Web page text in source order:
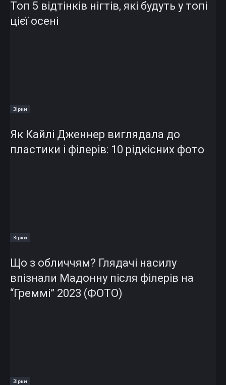
Топ 5 відтінків нігтів, які будуть у топі
цієї осені
Зірки
Як Кайлі Дженнер виглядала до
пластики і філерів: 10 рідкісних фото
Зірки
Що з обличчям? Глядачі насилу
впізнали Мадонну після філерів на
“Греммі” 2023 (ФОТО)
Зірки